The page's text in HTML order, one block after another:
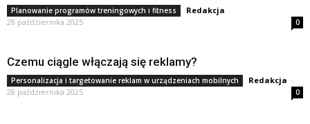
Planowanie programów treningowych i fitness Redakcja -
28 października 2025
0
Czemu ciągle włączają się reklamy?
Personalizacja i targetowanie reklam w urządzeniach mobilnych Redakcja -
28 października 2025
0